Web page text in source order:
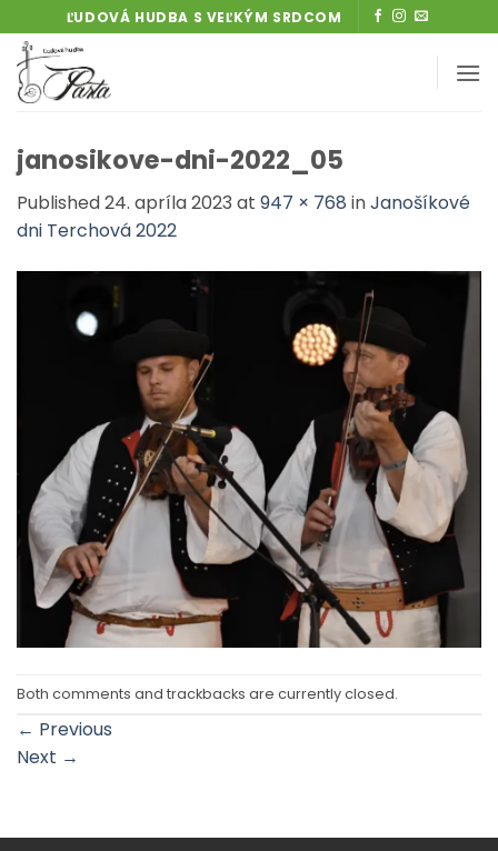
to
content
ĽUDOVÁ HUDBA S VEĽKÝM SRDCOM
janosikove-dni-2022_05
Published24. apríla 2023 at 947 × 768 inJanošíkové
dni Terchová 2022
Both comments and trackbacks are currently closed.
← Previous
Next →